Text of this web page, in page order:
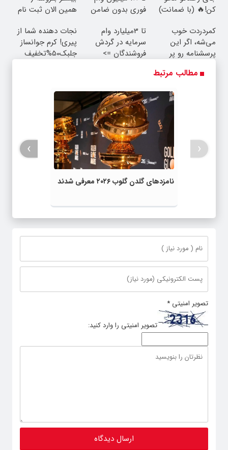
کن!🔥 (با ضمانت)
فوری بدون ضامن
همین الان ثبت نام
کمردردت خوب
می‌شه، اگر این
پرسشنامه رو پر
تا 3میلیارد وام
سرمایه در گردش
فروشندگان =>
نجات دهنده شما از
پیری! کرم جوانساز
جلبک50%تخفیف
مطالب مرتبط
نامزدهای گلدن گلوب ۲۰۲۶ معرفی شدند
‹
›
تصویر امنیتی *
تصویر امنیتی را وارد کنید: